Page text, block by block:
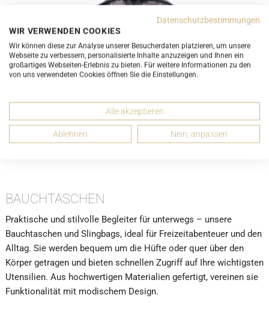
LIEBHABERSTÜCK
Louis Vuitton Bumbag Monogram Galaxy M44444
BAUCHTASCHEN
Praktische und stilvolle Begleiter für unterwegs – unsere
Bauchtaschen und Slingbags, ideal für Freizeitabenteuer und den
Alltag. Sie werden bequem um die Hüfte oder quer über den
Körper getragen und bieten schnellen Zugriff auf Ihre wichtigsten
Utensilien. Aus hochwertigen Materialien gefertigt, vereinen sie
Funktionalität mit modischem Design.
Datenschutzbestimmungen
WIR VERWENDEN COOKIES
Wir können diese zur Analyse unserer Besucherdaten platzieren, um unsere
Webseite zu verbessern, personalisierte Inhalte anzuzeigen und Ihnen ein
großartiges Webseiten-Erlebnis zu bieten. Für weitere Informationen zu den
von uns verwendeten Cookies öffnen Sie die Einstellungen.
Alle akzeptieren
Ablehnen Nein, anpassen